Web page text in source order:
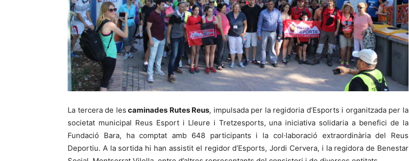
La tercera de les caminades Rutes Reus, impulsada per la regidoria d’Esports i organitzada per la
societat municipal Reus Esport i Lleure i Tretzesports, una iniciativa solidaria a benefici de la
Fundació Bara, ha comptat amb 648 participants i la col·laboració extraordinària del Reus
Deportiu. A la sortida hi han assistit el regidor d’Esports, Jordi Cervera, i la regidora de Benestar